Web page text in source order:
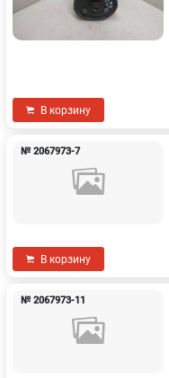
В корзину
№ 2067973-7
В корзину
№ 2067973-11